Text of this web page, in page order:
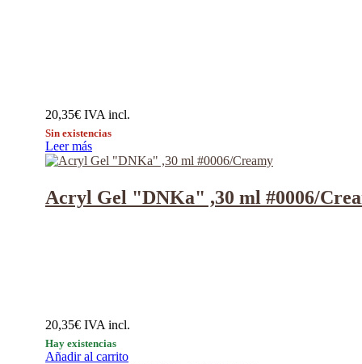
20,35€ IVA incl.
Sin existencias
Leer más
Acryl Gel "DNKa" ,30 ml #0006/
20,35€ IVA incl.
Hay existencias
Añadir al carrito